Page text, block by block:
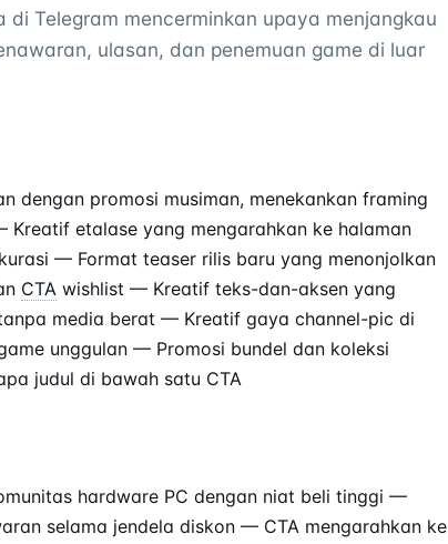
Telegram mencerminkan upaya menjangkau
ulasan, dan penemuan game di luar
dengan promosi musiman, menekankan framing
Kreatif etalase yang mengarahkan ke halaman
— Format teaser rilis baru yang menonjolkan
CTA wishlist — Kreatif teks-dan-aksen yang
media berat — Kreatif gaya channel-pic di
unggulan — Promosi bundel dan koleksi
judul di bawah satu CTA
hardware PC dengan niat beli tinggi —
selama jendela diskon — CTA mengarahkan ke